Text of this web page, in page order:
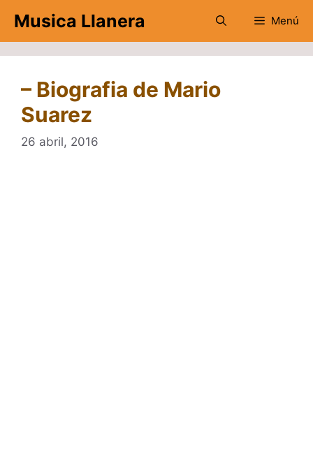
contenido
Musica Llanera Menú
– Biografia de Mario
Suarez
26 abril, 2016